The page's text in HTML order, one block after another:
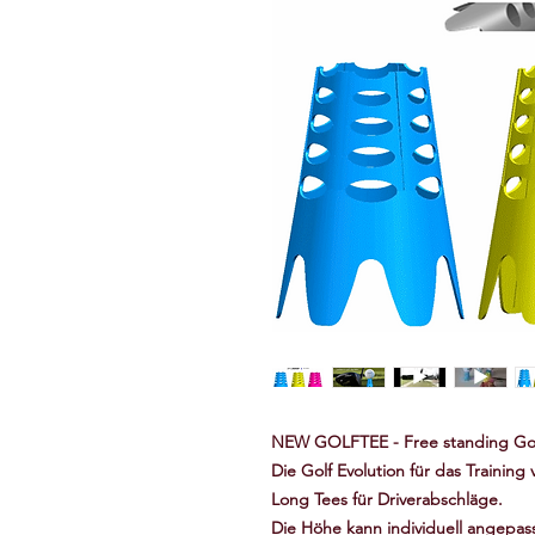
NEW GOLFTEE - Free standing
Die Golf Evolution für das
Long Tees für Driverabschläge.
Die Höhe kann individuell